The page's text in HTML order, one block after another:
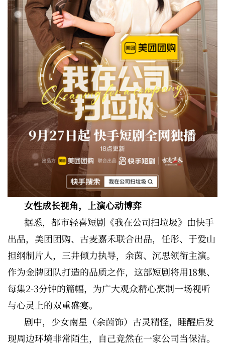
女性成长视角，上演心动博弈
据悉，都市轻喜短剧《我在公司扫垃圾》由快手
出品，美团团购、古麦嘉禾联合出品，任彤、于爱山
担纲制片人，三井倾力执导，余茵、沉思领衔主演。
作为金牌团队打造的品质之作，这部短剧将用18集、
每集2-3分钟的篇幅，为广大观众精心烹制一场视听
与心灵上的双重盛宴。
剧中，少女南星（余茵饰）古灵精怪，睡醒后发
现周边环境非常陌生，自己竟然在一家公司当保洁。